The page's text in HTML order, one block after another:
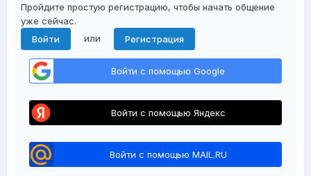
Пройдите простую регистрацию, чтобы начать общение
уже сейчас.
Войти
или Регистрация
Войти с помощью Google
Войти с помощью Яндекс
Войти с помощью MAIL.RU